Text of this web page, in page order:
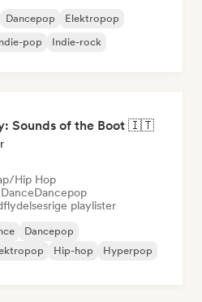
Dancepop
Elektropop
pop Indie-rock
Sounds of the Boot 🇮🇹
Hip Hop
DanceDancepop
playlister
Dancepop
Hip-hop
Hyperpop